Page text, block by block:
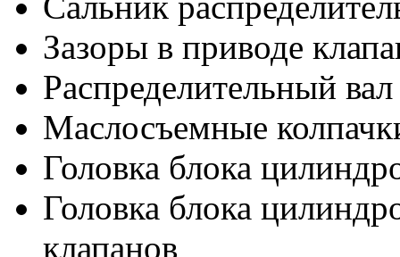
Зазоры в приводе
Распределительный
Маслосъемные
Головка блока
Головка блока
клапанов